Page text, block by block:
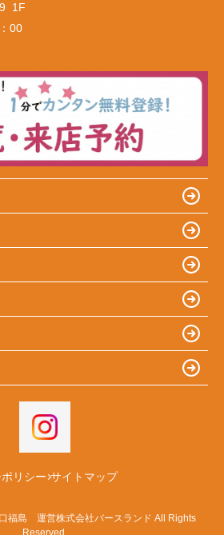
1F
00
リシー サイトマップ
福島 運営株式会社バースランド All Rights
Reserved.